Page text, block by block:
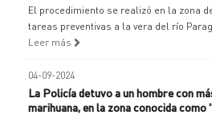
El procedimiento se realizó en la zona
tareas preventivas a la vera del río
Leer más
04-09-2024
La Policía detuvo a un hombre con
marihuana, en la zona conocida como